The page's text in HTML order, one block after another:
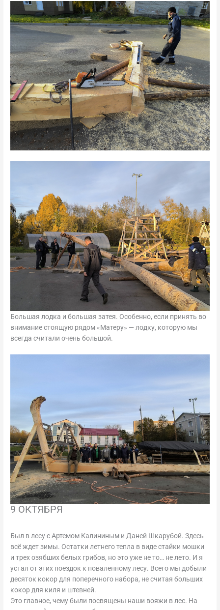
Большая лодка и большая затея. Особенно, если принять во
внимание стоящую рядом «Матеру» — лодку, которую мы
всегда считали очень большой.
9 ОКТЯБРЯ
Был в лесу с Артемом Калининым и Даней Шкарубой. Здесь
всё ждет зимы. Остатки летнего тепла в виде стайки мошки
и трех озябших белых грибов, но это уже не то… не лето. И я
устал от этих поездок к поваленному лесу. Всего мы добыли
десяток кокор для поперечного набора, не считая больших
кокор для киля и штевней.
Это главное, чему были посвящены наши вояжи в лес. На